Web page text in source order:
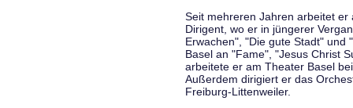
Seit mehreren Jahren arbeitet
Dirigent, wo er in jüngerer
Erwachen", "Die gute Stadt" und
Basel an "Fame", "Jesus Christ
arbeitete er am Theater Basel
Außerdem dirigiert er das
Freiburg-Littenweiler.